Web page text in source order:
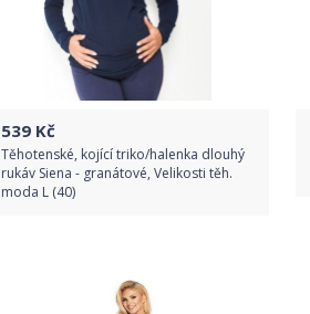
539 Kč
Těhotenské, kojící triko/halenka dlouhý
rukáv Siena - granátové, Velikosti těh.
moda L (40)